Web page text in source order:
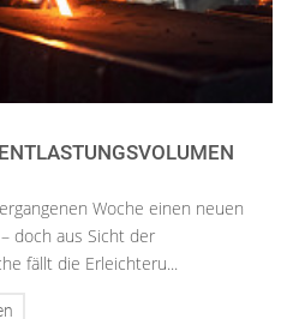
Woche einen neuen
doch aus Sicht der
fällt die Erleichteru...